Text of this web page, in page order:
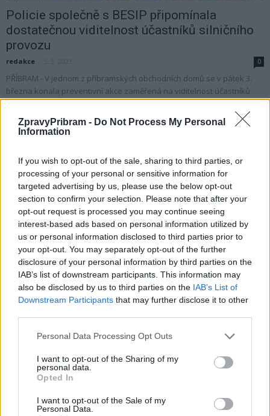
ZpravyPribram - Do Not Process My Personal
Information
If you wish to opt-out of the sale, sharing to third parties, or
processing of your personal or sensitive information for
targeted advertising by us, please use the below opt-out
section to confirm your selection. Please note that after your
opt-out request is processed you may continue seeing
interest-based ads based on personal information utilized by
us or personal information disclosed to third parties prior to
your opt-out. You may separately opt-out of the further
disclosure of your personal information by third parties on the
IAB’s list of downstream participants. This information may
also be disclosed by us to third parties on the IAB’s List of
Downstream Participants that may further disclose it to other
Personal Data Processing Opt Outs
I want to opt-out of the Sharing of my
personal data.
Opted In
I want to opt-out of the Sale of my
Personal Data.
Policie společně s BESIP připomínala
dostatečnou viditelnost účastníků silničního
provozu
redakce 0
PŘÍBRAM - V jednom z příbramských obchodních domů se v pátek 3.
března konala preventivní akce zaměřená na viditelnost účastníků
silničního provozu. Policisté spolu...
Zpravodajství
Policie a BESIP připomínaly bezpečnost
chodců
Radek Ctibor - 26. 2. 2022
PŘÍBRAM - Chodci jsou nezranitelnější účastníci silničního provozu a už
šest let pro ně platí povinnost při pohybu mimo obec podél okraje